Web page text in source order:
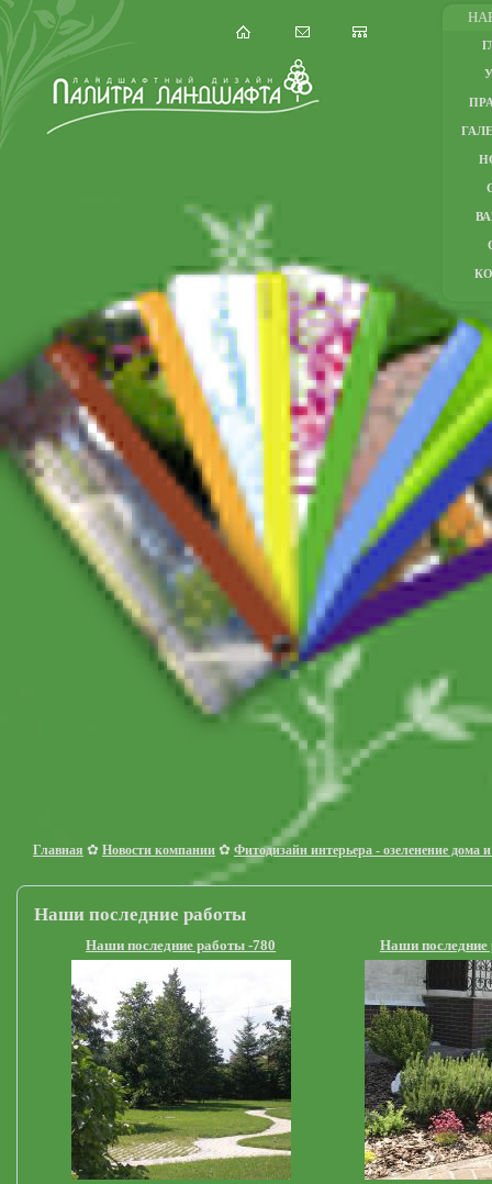
Главная ✿ Новости компании ✿ Фитодизайн интерьера - озеленение дома
Наши последние работы
Наши последние работы -780 Наши последние